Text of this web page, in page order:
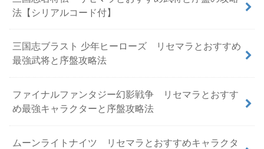
法【シリアルコード付】
三国志ブラスト 少年ヒーローズ リセマラとおすすめ
最強武将と序盤攻略法
ファイナルファンタジー幻影戦争 リセマラとおすす
め最強キャラクターと序盤攻略法
ムーンライトナイツ リセマラとおすすめキャラクタ